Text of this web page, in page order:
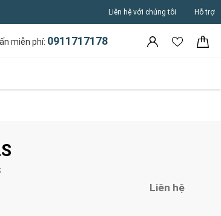
Liên hệ với chúng tôi Hỗ trợ
miễn phí: 0911717178
Liên hệ